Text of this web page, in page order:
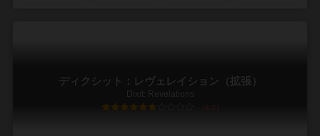
ディクシット：レヴェレイション（拡張）
Dixit: Revelations
6.3